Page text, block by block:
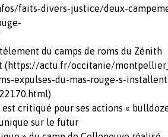
faits-divers-justice/deux-
du camps de roms du Zénith
(https://actu.fr/occitanie/
expulses-du-mas-rouge-s-
critiqué pour ses actions «
sur le futur